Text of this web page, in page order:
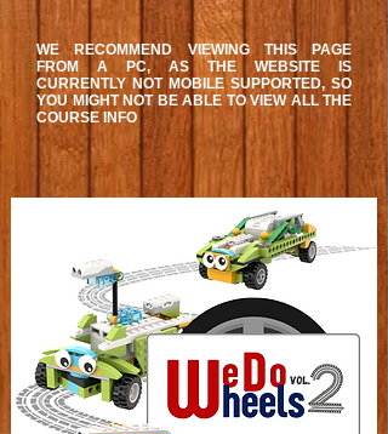
WE RECOMMEND VIEWING THIS PAGE
FROM A PC, AS THE WEBSITE IS
CURRENTLY NOT MOBILE SUPPORTED, SO
YOU MIGHT NOT BE ABLE TO VIEW ALL THE
COURSE INFO